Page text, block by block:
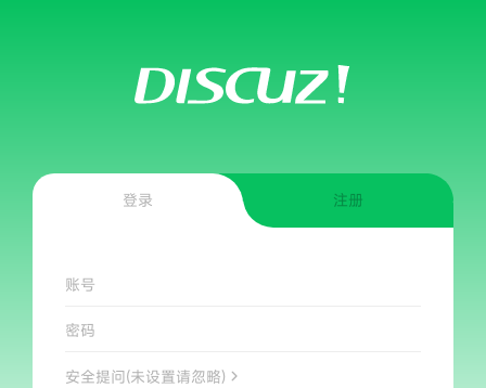
登录 注册
账号
密码
安全提问(未设置请忽略)